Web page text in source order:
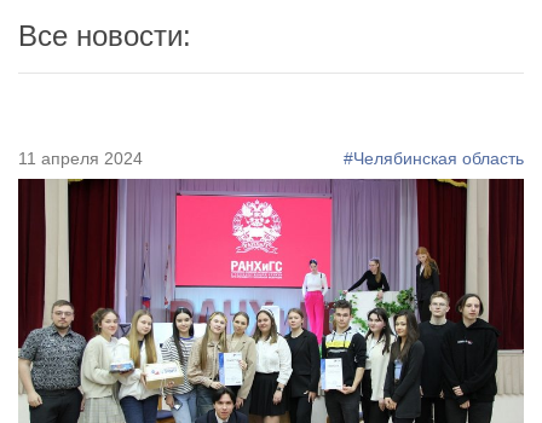
Все новости:
11 апреля 2024 #Челябинская область